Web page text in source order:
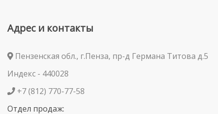
Адрес и контакты
Пензенская обл., г.Пенза, пр-д Германа Титова д.5
Индекс - 440028
+7 (812) 770-77-58
Отдел продаж: